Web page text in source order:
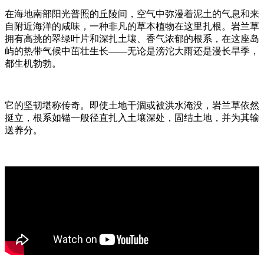
在海地南部阳光普照的丘陵间，空气中弥漫着泥土的气息和来
自附近海洋的咸味，一种非凡的草本植物在这里扎根。岩兰草
拥有高挑的翠绿叶片和深扎土壤、香气浓郁的根系，在这座岛
屿的热带气候中茁壮生长——无论是滂沱大雨还是漫长旱季，
都生机勃勃。
它的坚韧堪称传奇。即使土地干涸或被洪水淹没，岩兰草依然
挺立，根系如锚一般径直扎入土壤深处，固结土地，并为其输
送养分。